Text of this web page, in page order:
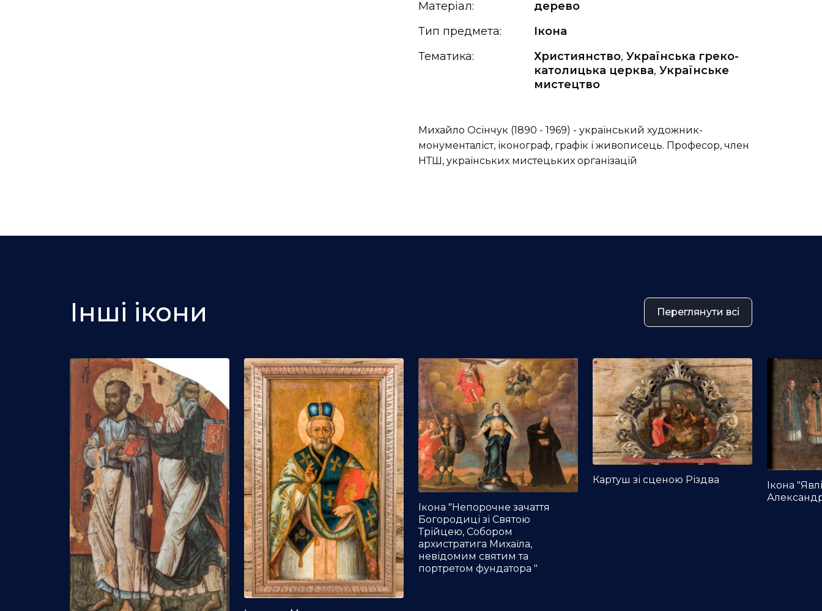
Матеріал:
дерево
Тип предмета:
Ікона
Тематика:
Християнство, Українська греко-
католицька церква, Українське
мистецтво
Михайло Осінчук (1890 - 1969) - український художник-
монументаліст, іконограф, графік і живописець. Професор, член
НТШ, українських мистецьких організацій
Інші ікони Переглянути всі
Ікона "Непорочне зачаття
Богородиці зі Святою
Трійцею, Собором
архистратига Михаїла,
невідомим святим та
портретом фундатора "
Картуш зі сценою Різдва
Ікона